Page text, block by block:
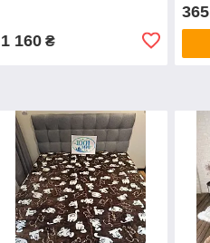
1 160₴
365